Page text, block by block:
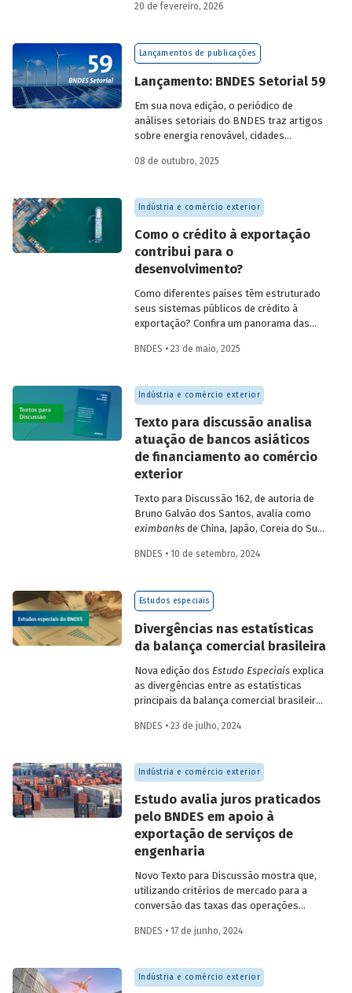
quanto para a história do
Brasil, está o lançamento da publicação
“BNDES Exim: 35 anos de apoio às
20 de fevereiro, 2026
Lançamentos de publicações
Lançamento: BNDES Setorial 59
Em sua nova edição, o periódico de
análises setoriais do BNDES traz artigos
sobre energia renovável, cidades
urbanos (RSU) e exportação.
08 de outubro, 2025
Indústria e comércio exterior
Como o crédito à exportação
contribui para o
desenvolvimento?
Como diferentes países têm estruturado
seus sistemas públicos de crédito à
exportação? Confira um panorama das
entenda como esses sistemas
econômico, a inovação e a inserção
competitiva no mercado global.
BNDES • 23 de maio, 2025
Indústria e comércio exterior
Texto para discussão analisa
atuação de bancos asiáticos
de financiamento ao comércio
exterior
Texto para Discussão 162, de autoria de
Bruno Galvão dos Santos, avalia como
eximbanksde China, Japão, Coreia do Sul,
conciliam sustentabilidade financeira com
reduzidos, apresentando seus históricos,
discutindo seus custos e suas fontes de
produtos e focos de atuação.
BNDES • 10 de setembro, 2024
Estudos especiais
Divergências nas estatísticas
da balança comercial brasileira
Nova edição dos Estudo Especiaisexplica
as divergências entre as estatísticas
principais da balança comercial brasileira
apontam para uma reaproximação do
principais
BNDES • 23 de julho, 2024
Indústria e comércio exterior
Estudo avalia juros praticados
pelo BNDES em apoio à
exportação de serviços de
engenharia
Novo Texto para Discussão mostra que,
utilizando critérios de mercado para a
conversão das taxas das operações
equivalentes em reais, os juros cobrados
e estiveram em linha com a taxa Selic –
em média, superando-a.
BNDES • 17 de junho, 2024
Indústria e comércio exterior